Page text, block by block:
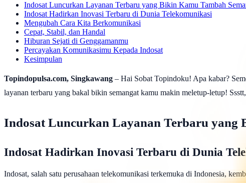
Indosat Luncurkan Layanan Terbaru yang Bikin Kamu Tambah
Indosat Hadirkan Inovasi Terbaru di Dunia Telekomunikasi
Mengubah Cara Kita Berkomunikasi
Cepat, Stabil, dan Handal
Hiburan Sejati di Genggamanmu
Percayakan Komunikasimu Kepada Indosat
Kesimpulan
Topindopulsa.com, Singkawang – Hai Sobat Topindoku! Apa kabar?
layanan terbaru yang bakal bikin semangat kamu makin meletup-letup!
Indosat Luncurkan Layanan Terbaru yang
Indosat Hadirkan Inovasi Terbaru di Dunia
Indosat, salah satu perusahaan telekomunikasi terkemuka di Indonesia,